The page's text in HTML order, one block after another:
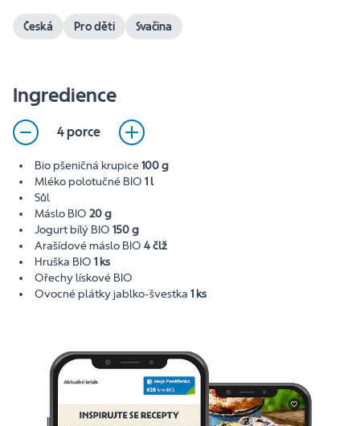
Česká Pro děti Svačina
Ingredience
4 porce
Bio pšeničná krupice100 g
Mléko polotučné BIO 1 l
Sůl
Máslo BIO 20 g
Jogurt bílý BIO 150 g
Arašídové máslo BIO 4 člž
Hruška BIO 1 ks
Ořechy lískové BIO
Ovocné plátky jablko-švestka 1 ks